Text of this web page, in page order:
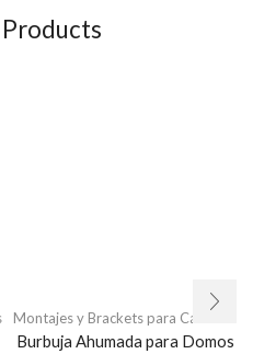
Montajes y Brackets para Cámaras
Burbuja Ahumada para Domos